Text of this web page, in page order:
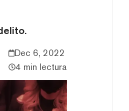
Dec 6, 2022
4 min lectura